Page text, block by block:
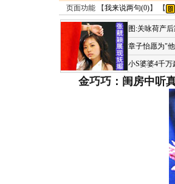
页面功能 【我来说两句(0)】 【
图:关咏荷产
章子怡愿为"
小S婆婆4千万
金巧巧：闺房中听